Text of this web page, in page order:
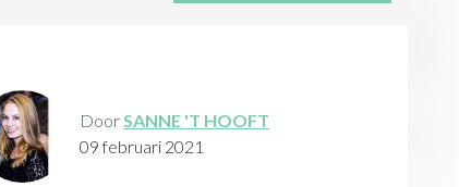
Door SANNE 'T HOOFT
09 februari 2021